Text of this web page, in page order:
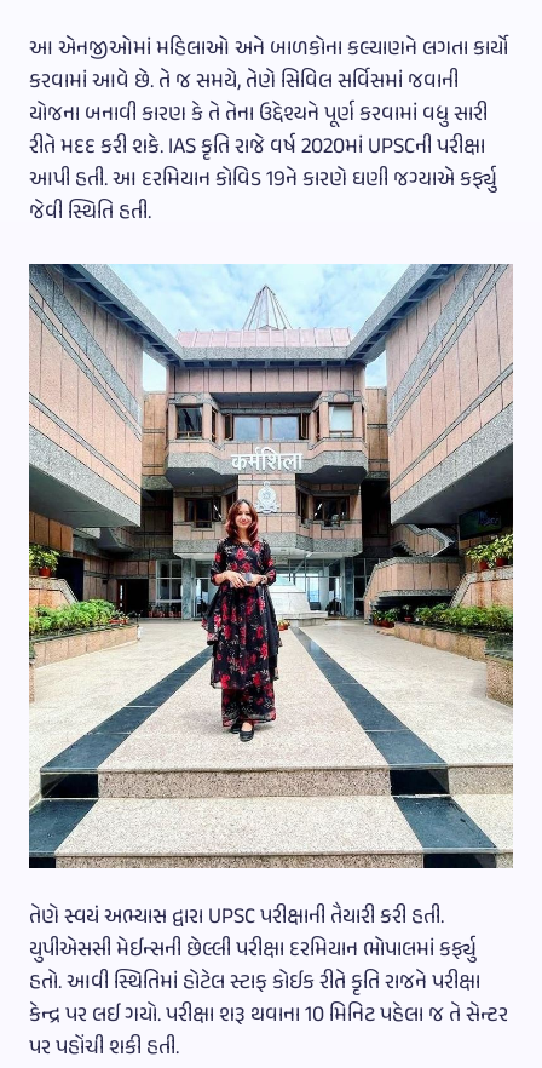
આ એનજીઓમાં મહિલાઓ અને બાળકોના કલ્યાણને લગતા કાર્યો
કરવામાં આવે છે. તે જ સમયે, તેણે સિવિલ સર્વિસમાં જવાની
યોજના બનાવી કારણ કે તે તેના ઉદ્દેશ્યને પૂર્ણ કરવામાં વધુ સારી
રીતે મદદ કરી શકે. IAS કૃતિ રાજે વર્ષ 2020માં UPSCની પરીક્ષા
આપી હતી. આ દરમિયાન કોવિડ 19ને કારણે ઘણી જગ્યાએ કર્ફ્યુ
જેવી સ્થિતિ હતી.
તેણે સ્વયં અભ્યાસ દ્વારા UPSC પરીક્ષાની તૈયારી કરી હતી.
યુપીએસસી મેઈન્સની છેલ્લી પરીક્ષા દરમિયાન ભોપાલમાં કર્ફ્યુ
હતો. આવી સ્થિતિમાં હોટેલ સ્ટાફ કોઈક રીતે કૃતિ રાજને પરીક્ષા
કેન્દ્ર પર લઈ ગયો. પરીક્ષા શરૂ થવાના 10 મિનિટ પહેલા જ તે સેન્ટર
પર પહોંચી શકી હતી.